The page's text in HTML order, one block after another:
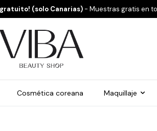
gratuito! (solo Canarias) - Muestras gratis en
Cosmética coreana Maquillaje